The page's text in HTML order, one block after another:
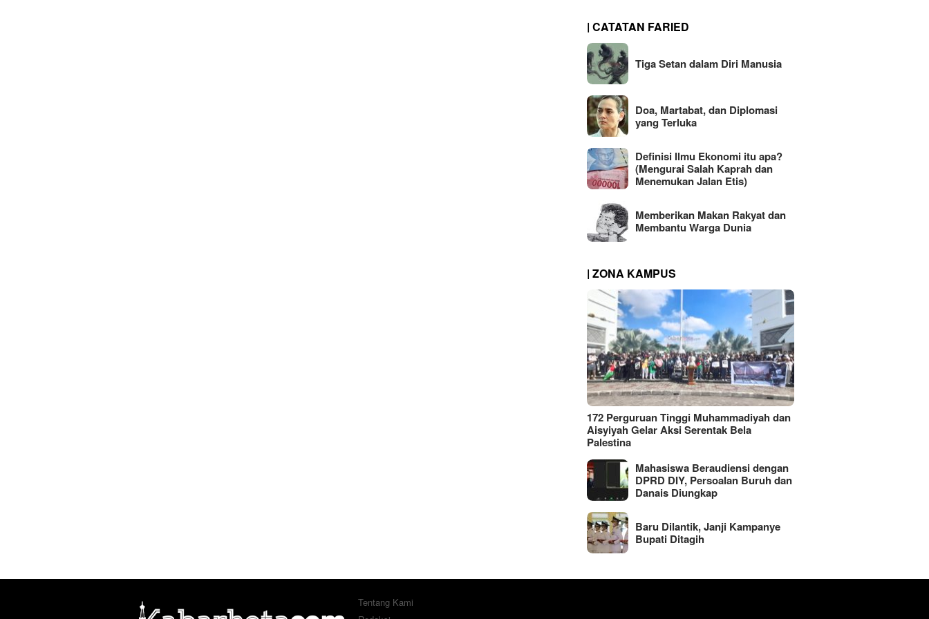
| CATATAN FARIED
Tiga Setan dalam Diri Manusia
Doa, Martabat, dan Diplomasi
yang Terluka
Definisi Ilmu Ekonomi itu apa?
(Mengurai Salah Kaprah dan
Menemukan Jalan Etis)
Memberikan Makan Rakyat dan
Membantu Warga Dunia
| ZONA KAMPUS
172 Perguruan Tinggi Muhammadiyah dan
Aisyiyah Gelar Aksi Serentak Bela
Palestina
Mahasiswa Beraudiensi dengan
DPRD DIY, Persoalan Buruh dan
Danais Diungkap
Baru Dilantik, Janji Kampanye
Bupati Ditagih
Tentang Kami